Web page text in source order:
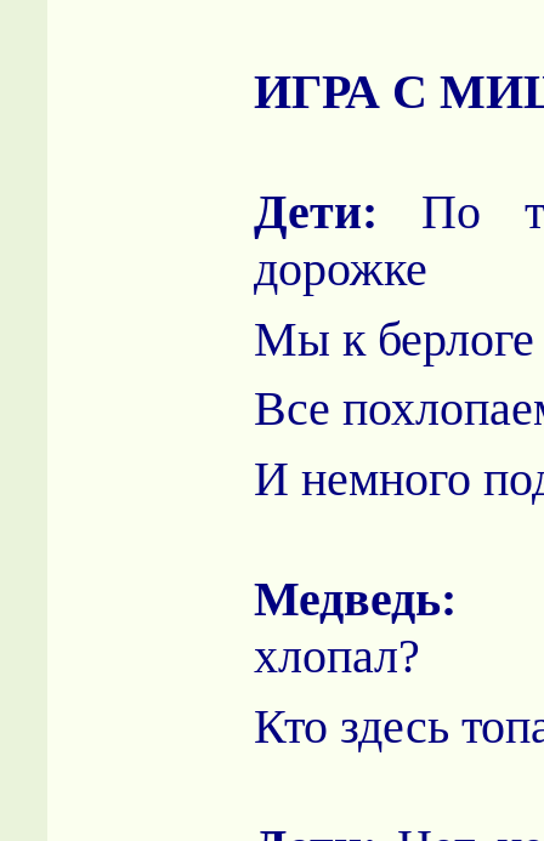
ИГРА С
Дети: По
дорожке
Мы к
Все
И немного
хлопал?
Кто здесь